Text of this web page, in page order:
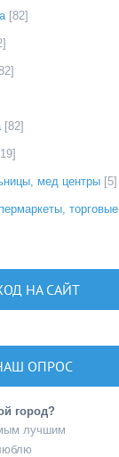
[82]
[82]
мед центры [5]
торговые
НА САЙТ
ОПРОС
город?
лучшим